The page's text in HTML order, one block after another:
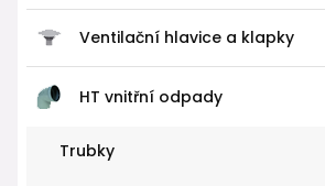
Ventilační hlavice a klapky
HT vnitřní odpady
Trubky